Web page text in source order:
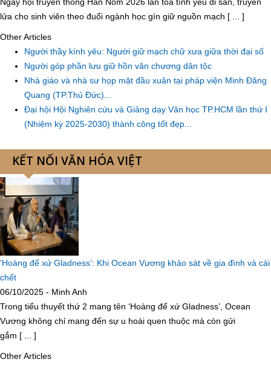
lửa cho sinh viên theo đuổi ngành học gìn giữ nguồn mạch [ ... ]
Other Articles
Người thầy kính yêu: Người giữ mạch chữ xưa giữa thời đại số
Người góp phần lưu giữ hồn văn chương dân tộc
Nhà giáo và nhà sư họp mặt đầu xuân tại pháp viện Minh Đăng
Quang (TP.Thủ Đức)...
Đại hội Hội Nghiên cứu và Giảng dạy Văn học TP.HCM lần thứ I
(Nhiệm kỳ 2025-2030) thành công tốt đẹp...
KẾT NỐI VĂN HÓA VIỆT
‘Hoàng đế xứ Gladness’: Khi Ocean Vương khảo sát về gia đình và cái
chết
06/10/2025 - Minh Anh
Trong tiểu thuyết thứ 2 mang tên ‘Hoàng đế xứ Gladness’, Ocean
Vương không chỉ mang đến sự u hoài quen thuộc mà còn gửi
gắm [ ... ]
Other Articles